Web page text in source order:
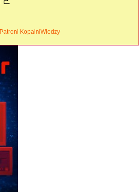
Patroni KopalniWiedzy